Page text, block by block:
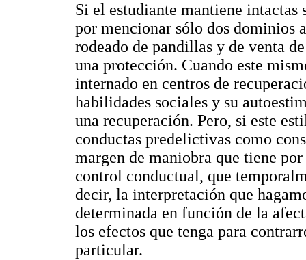
Si el estudiante mantiene intactas
por mencionar sólo dos dominios
rodeado de pandillas y de venta
una protección. Cuando este
internado en centros de
habilidades sociales y su
una recuperación. Pero, si este
conductas predelictivas como
margen de maniobra que tiene
control conductual, que
decir, la interpretación que
determinada en función de la
los efectos que tenga para
particular.